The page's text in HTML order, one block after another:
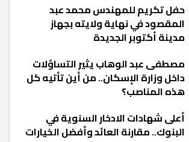
حفل تكريم للمهندس محمد عبد
المقصود في نهاية ولايته بجهاز
مدينة أكتوبر الجديدة
مصطفى عبد الوهاب يثير التساؤلات
داخل وزارة الإسكان.. من أين تأتيه كل
هذه المناصب؟
أعلى شهادات الادخار السنوية في
البنوك.. مقارنة العائد وأفضل الخيارات